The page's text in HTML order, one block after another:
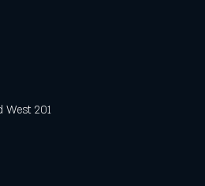
201